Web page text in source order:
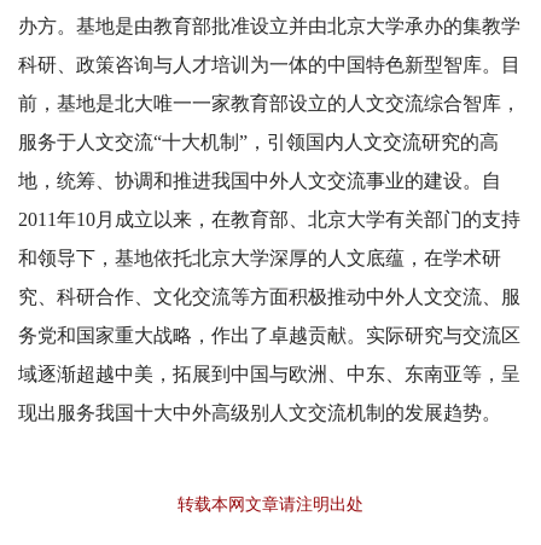
办方。基地是由教育部批准设立并由北京大学承办的集教学
科研、政策咨询与人才培训为一体的中国特色新型智库。目
前，基地是北大唯一一家教育部设立的人文交流综合智库，
服务于人文交流“十大机制”，引领国内人文交流研究的高
地，统筹、协调和推进我国中外人文交流事业的建设。自
2011年10月成立以来，在教育部、北京大学有关部门的支持
和领导下，基地依托北京大学深厚的人文底蕴，在学术研
究、科研合作、文化交流等方面积极推动中外人文交流、服
务党和国家重大战略，作出了卓越贡献。实际研究与交流区
域逐渐超越中美，拓展到中国与欧洲、中东、东南亚等，呈
现出服务我国十大中外高级别人文交流机制的发展趋势。
转载本网文章请注明出处